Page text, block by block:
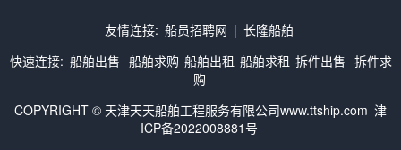
友情连接: 船员招聘网 | 长隆船舶
快速连接: 船舶出售 船舶求购 船舶出租 船舶求租 拆件出售 拆件求
购
COPYRIGHT © 天津天天船舶工程服务有限公司www.ttship.com 津
ICP备2022008881号